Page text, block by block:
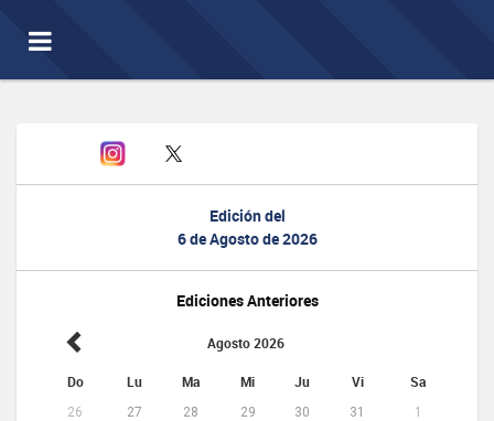
Toggle
navigation
Edición del
6 de Agosto de 2026
Ediciones Anteriores
Agosto 2026
Do Lu Ma Mi Ju Vi Sa
26 27 28 29 30 31
1